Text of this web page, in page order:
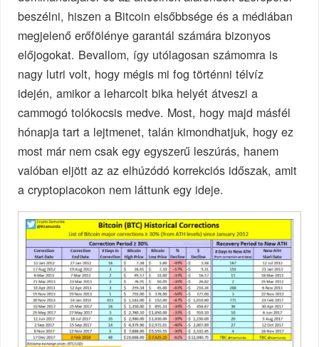
beszélni, hiszen a Bitcoin elsőbbsége és a médiában
megjelenő erőfölénye garantál számára bizonyos
előjogokat. Bevallom, így utólagosan számomra is
nagy lutri volt, hogy mégis mi fog történni télvíz
idején, amikor a leharcolt bika helyét átveszi a
cammogó tolókocsis medve. Most, hogy majd másfél
hónapja tart a lejtmenet, talán kimondhatjuk, hogy ez
most már nem csak egy egyszerű leszúrás, hanem
valóban eljött az az elhúzódó korrekciós időszak, amit
a cryptopiacokon nem láttunk egy ideje.